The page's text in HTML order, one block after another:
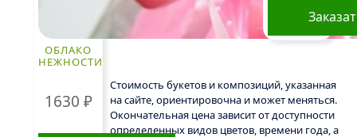
ОБЛАКО
НЕЖНОСТИ
1630 ₽
Стоимость букетов и композиций, указанная
на сайте, ориентировочна и может меняться.
Окончательная цена зависит от доступности
определенных видов цветов, времени года, а